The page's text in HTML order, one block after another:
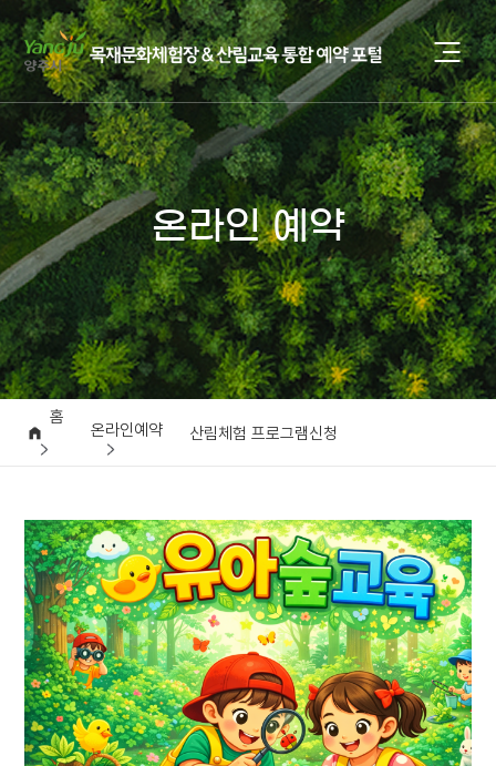
온라인 예약
홈
온라인예약 산림체험 프로그램신청